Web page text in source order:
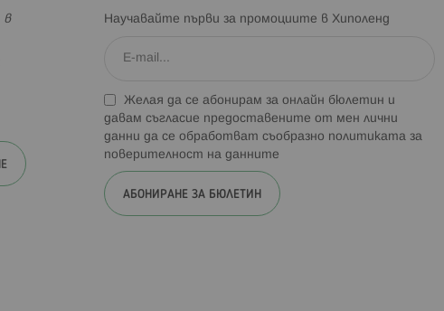
в
Научавайте първи за промоциите в Хиполенд
Желая да се абонирам за онлайн бюлетин и
давам съгласие предоставените от мен лични
данни да се обработват съобразно политиката за
поверителност на данните
АБОНИРАНЕ ЗА БЮЛЕТИН